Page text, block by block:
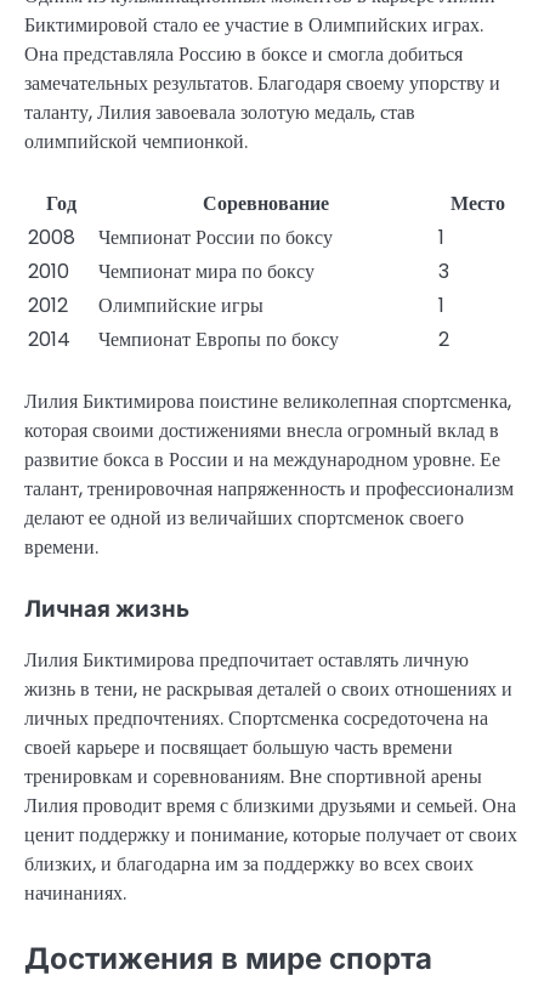
Биктимировой стало ее участие в Олимпийских играх.
Она представляла Россию в боксе и смогла добиться
замечательных результатов. Благодаря своему упорству и
таланту, Лилия завоевала золотую медаль, став
олимпийской чемпионкой.
Год Соревнование
Место
2008
Чемпионат России по боксу
1
2010
Чемпионат мира по боксу
3
2012
Олимпийские игры
1
2014
Чемпионат Европы по боксу 2
Лилия Биктимирова поистине великолепная спортсменка,
которая своими достижениями внесла огромный вклад в
развитие бокса в России и на международном уровне. Ее
талант, тренировочная напряженность и профессионализм
делают ее одной из величайших спортсменок своего
времени.
Личная жизнь
Лилия Биктимирова предпочитает оставлять личную
жизнь в тени, не раскрывая деталей о своих отношениях и
личных предпочтениях. Спортсменка сосредоточена на
своей карьере и посвящает большую часть времени
тренировкам и соревнованиям. Вне спортивной арены
Лилия проводит время с близкими друзьями и семьей. Она
ценит поддержку и понимание, которые получает от своих
близких, и благодарна им за поддержку во всех своих
начинаниях.
Достижения в мире спорта